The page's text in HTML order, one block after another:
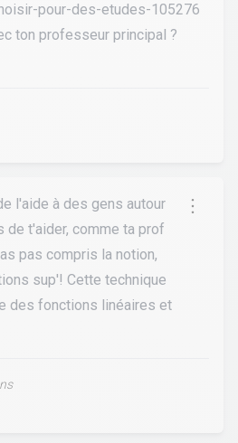
pour-des-etudes-105276
ton professeur principal ?
l'aide à des gens autour
t'aider, comme ta prof
pas compris la notion,
sup'! Cette technique
des fonctions linéaires et